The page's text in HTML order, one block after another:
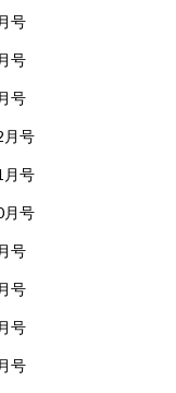
号
号
号
月号
月号
月号
号
号
号
号